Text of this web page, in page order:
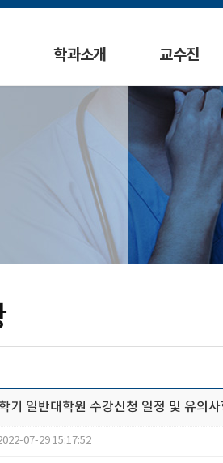
학과소개 교수진
기 일반대학원 수강신청 일정 및 유의사
07-29 15:17:52